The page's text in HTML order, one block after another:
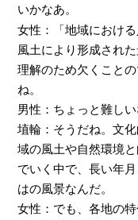
いかなあ。
女性：「地域におけ
風土により形成され
理解のため欠くこと
ね。
男性：ちょっと難しい
埴輪：そうだね。文
域の風土や自然環境
でいく中で、長い年
はの風景なんだ。
女性：でも、各地の